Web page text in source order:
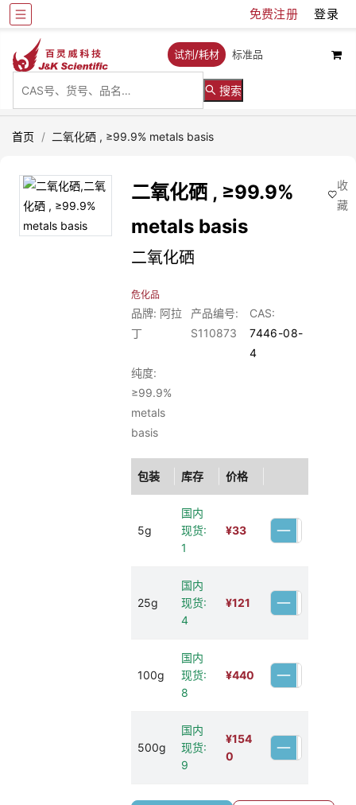
免费注册 登录
试剂/耗材 标准品
搜索
首页 / 二氧化硒 , ≥99.9% metals basis
二氧化硒 , ≥99.9%
metals basis
二氧化硒
危化品
品牌: 阿拉
丁
产品编号:
S110873
CAS:
7446-08-
4
纯度:
≥99.9%
metals
basis
包装 库存 价格
5g
国内
现货:
1
¥33
25g
国内
现货:
4
¥121
100g
国内
现货:
8
¥440
500g
国内
现货:
9
¥154
0
收
藏